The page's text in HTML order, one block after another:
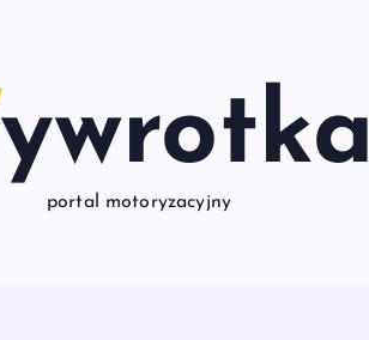
Wywrotka
portal motoryzacyjny